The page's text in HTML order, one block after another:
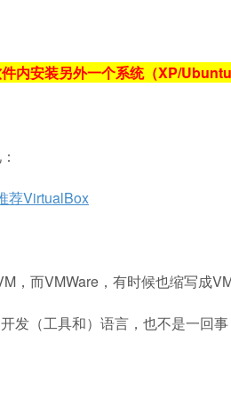
内安装另外一个系统（XP/
荐VirtualBox
，而VMWare，有时候也缩写成
发（工具和）语言，也不是一回事